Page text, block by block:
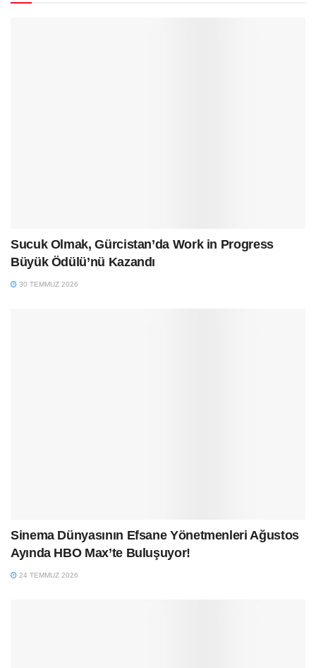
Sucuk Olmak, Gürcistan’da Work in Progress
Büyük Ödülü’nü Kazandı
30 TEMMUZ 2026
Sinema Dünyasının Efsane Yönetmenleri Ağustos
Ayında HBO Max’te Buluşuyor!
24 TEMMUZ 2026